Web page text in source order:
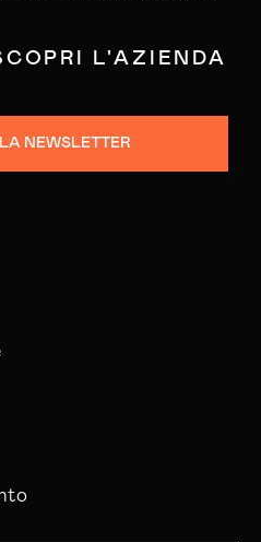
L'AZIENDA
NEWSLETTER